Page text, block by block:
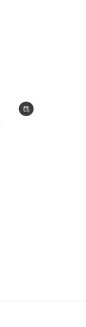
event_repeat